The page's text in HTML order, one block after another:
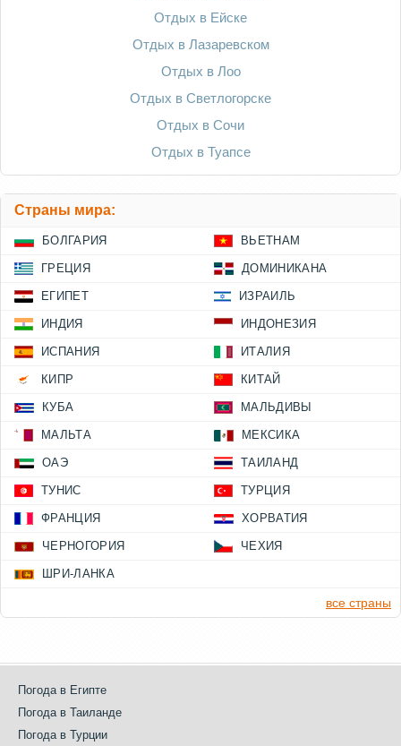
Отдых в Ейске
Отдых в Лазаревском
Отдых в Лоо
Отдых в Светлогорске
Отдых в Сочи
Отдых в Туапсе
Страны мира:
БОЛГАРИЯ ВЬЕТНАМ
ГРЕЦИЯ ДОМИНИКАНА
ЕГИПЕТ ИЗРАИЛЬ
ИНДИЯ ИНДОНЕЗИЯ
ИСПАНИЯ ИТАЛИЯ
КИПР КИТАЙ
КУБА МАЛЬДИВЫ
МАЛЬТА МЕКСИКА
ОАЭ ТАИЛАНД
ТУНИС ТУРЦИЯ
ФРАНЦИЯ ХОРВАТИЯ
ЧЕРНОГОРИЯ ЧЕХИЯ
ШРИ-ЛАНКА
все страны
Погода в Египте
Погода в Таиланде
Погода в Турции